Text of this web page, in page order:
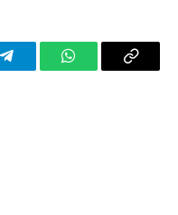
TelegramWhatsAppCopy